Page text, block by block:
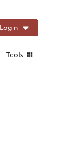
Login
Tools